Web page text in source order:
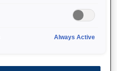
Always Active